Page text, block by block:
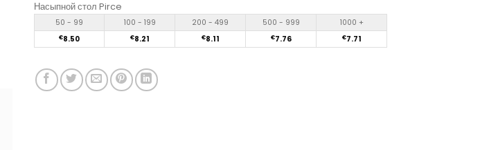
Насыпной стол Pirce
50 - 99 100 - 199 200 - 499 500 - 999 1000 +
€8.50 €8.21 €8.11 €7.76 €7.71